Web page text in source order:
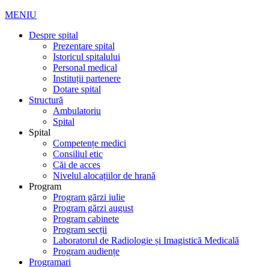
MENIU
Despre spital
Prezentare spital
Istoricul spitalului
Personal medical
Instituții partenere
Dotare spital
Structură
Ambulatoriu
Spital
Spital
Competențe medici
Consiliul etic
Căi de acces
Nivelul alocațiilor de hrană
Program
Program gărzi iulie
Program gărzi august
Program cabinete
Program secții
Laboratorul de Radiologie și Imagistică Medicală
Program audiențe
Programari